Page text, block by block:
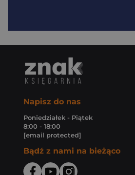
Napisz do nas
Poniedziałek - Piątek
8:00 - 18:00
[email protected]
Bądź z nami na bieżąco